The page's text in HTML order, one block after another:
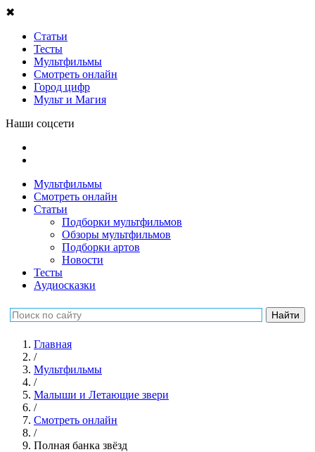
✖
Статьи
Тесты
Мультфильмы
Смотреть онлайн
Город цифр
Мульт и Магия
Наши соцсети
Мультфильмы
Смотреть онлайн
Статьи
Подборки мультфильмов
Обзоры мультфильмов
Подборки артов
Новости
Тесты
Аудиосказки
Главная
/
Мультфильмы
/
Малыши и Летающие звери
/
Смотреть онлайн
/
Полная банка звёзд